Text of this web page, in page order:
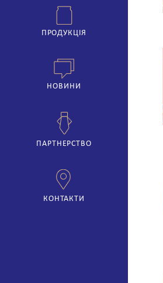
ПРОДУКЦІЯ
НОВИНИ
ПАРТНЕРСТВО
КОНТАКТИ